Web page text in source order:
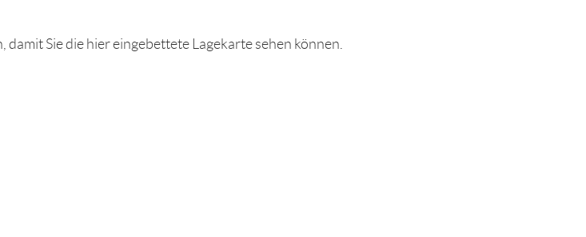
Sie die hier eingebettete Lagekarte sehen können.